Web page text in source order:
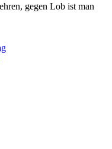
gegen Lob ist man